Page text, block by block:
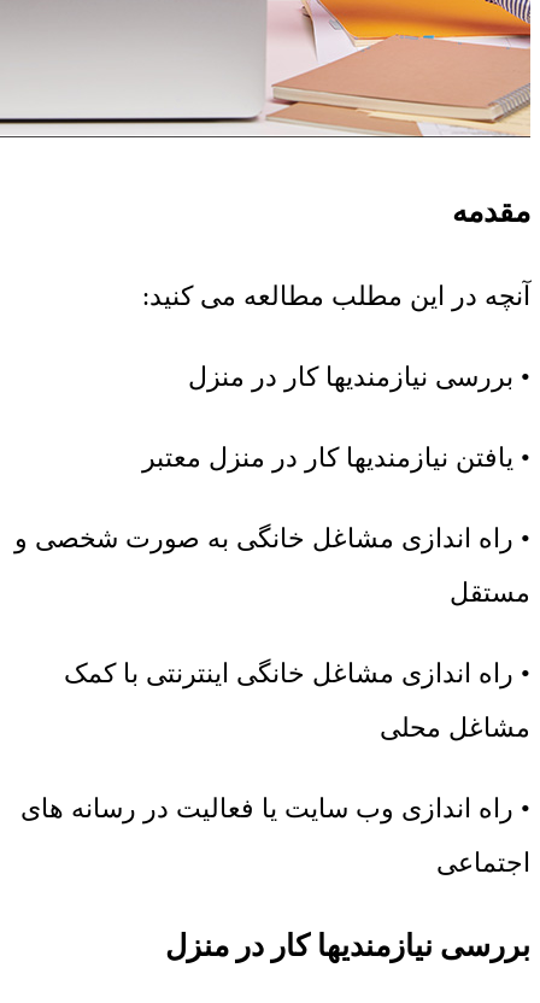
مقدمه
آنچه در این مطلب مطالعه می کنید:
• بررسی نیازمندیها کار در منزل
• یافتن نیازمندیها کار در منزل معتبر
• راه اندازی مشاغل خانگی به صورت شخصی و
مستقل
• راه اندازی مشاغل خانگی اینترنتی با کمک
مشاغل محلی
• راه اندازی وب سایت یا فعالیت در رسانه های
اجتماعی
بررسی نیازمندیها کار در منزل